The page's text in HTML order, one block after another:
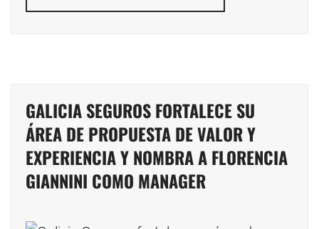
GALICIA SEGUROS FORTALECE SU
ÁREA DE PROPUESTA DE VALOR Y
EXPERIENCIA Y NOMBRA A FLORENCIA
GIANNINI COMO MANAGER